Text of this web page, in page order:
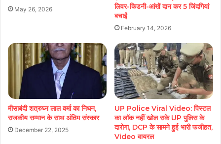
May 26, 2026
लिवर-किडनी-आंखें दान कर 5 जिंदगियां
बचाईं
February 14, 2026
मीसाबंदी शत्रुघ्न लाल वर्मा का निधन,
राजकीय सम्मान के साथ अंतिम संस्कार
December 22, 2025
UP Police Viral Video: पिस्टल
का लॉक नहीं खोल सके UP पुलिस के
दारोगा, DCP के सामने हुई भारी फजीहत,
Video वायरल